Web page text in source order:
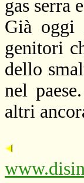
gas serra
Già oggi
genitori
dello
nel
altri